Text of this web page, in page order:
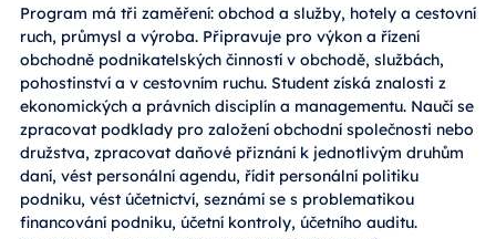
Program má tři zaměření: obchod a služby, hotely a cestovní
ruch, průmysl a výroba. Připravuje pro výkon a řízení
obchodně podnikatelských činností v obchodě, službách,
pohostinství a v cestovním ruchu. Student získá znalosti z
ekonomických a právních disciplín a managementu. Naučí se
zpracovat podklady pro založení obchodní společnosti nebo
družstva, zpracovat daňové přiznání k jednotlivým druhům
daní, vést personální agendu, řídit personální politiku
podniku, vést účetnictví, seznámí se s problematikou
financování podniku, účetní kontroly, účetního auditu.